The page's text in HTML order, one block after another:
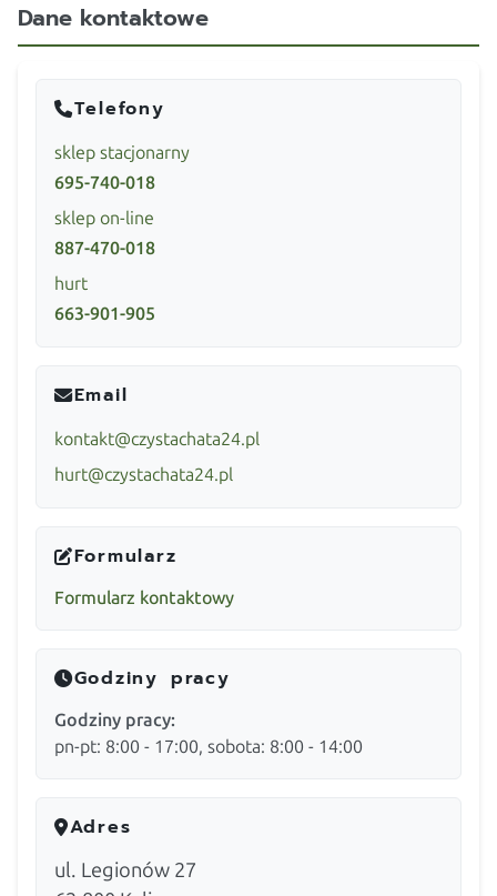
Dane kontaktowe
Telefony
sklep stacjonarny
695-740-018
sklep on-line
887-470-018
hurt
663-901-905
Email
kontakt@czystachata24.pl
hurt@czystachata24.pl
Formularz
Formularz kontaktowy
Godziny pracy
Godziny pracy:
pn-pt: 8:00 - 17:00, sobota: 8:00 - 14:00
Adres
ul. Legionów 27